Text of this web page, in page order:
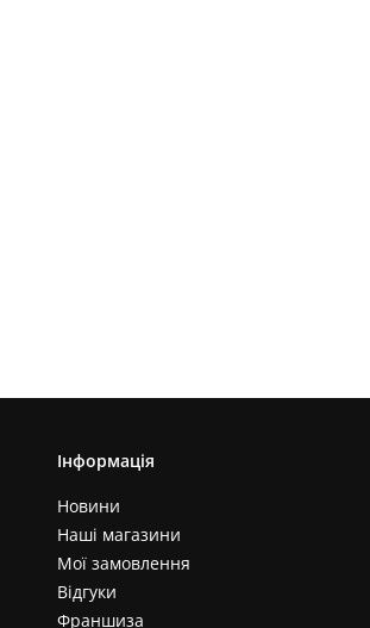
Інформація
Новини
Наші магазини
Мої замовлення
Відгуки
Франшиза